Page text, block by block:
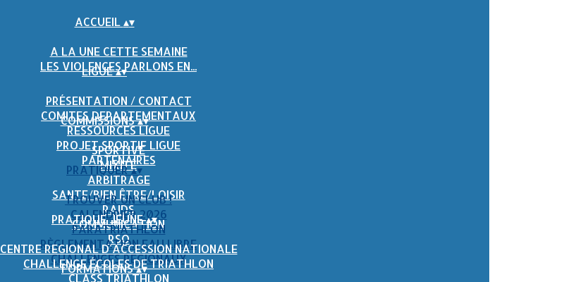
ACCUEIL▴▾
A LA UNE CETTE SEMAINE
LES VIOLENCES PARLONS EN...
LIGUE▴▾
PRÉSENTATION / CONTACT
COMITES DEPARTEMENTAUX
RESSOURCES LIGUE
PROJET SPORTIF LIGUE
PARTENAIRES
COMMISSIONS▴▾
SPORTIVE
MIXITÉ
ARBITRAGE
SANTE/BIEN ÊTRE/LOISIR
RAIDS
COMMUNICATION
RSO
PRATIQUER▴▾
TROUVER UN CLUB !
CALENDRIER 2026
PARATRIATHLON
RÈGLEMENTATION EAU LIBRE
CHALLENGES REGIONAUX
PRATIQUE JEUNE▴▾
CENTRE REGIONAL D'ACCESSION NATIONALE
CHALLENGE ÉCOLES DE TRIATHLON
CLASS TRIATHLON
FORMATIONS▴▾